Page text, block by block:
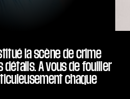
la scène de crime
détails. A vous de fouiller
chaque